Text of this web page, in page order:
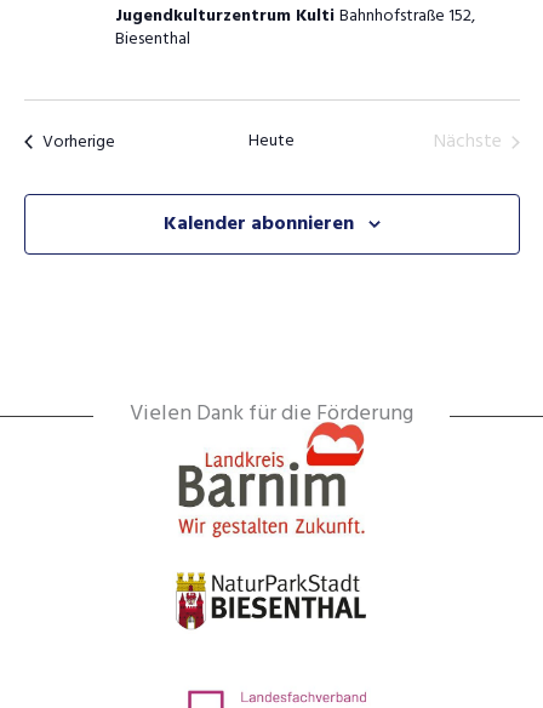
Jugendkulturzentrum KultiBahnhofstraße 152,
Biesenthal
VorherigeVeranstaltungen Heute
Nächste
Kalender abonnieren
Vielen Dank für die Förderung